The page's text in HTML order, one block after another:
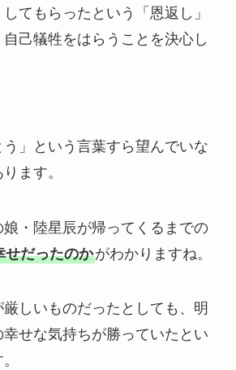
てもらったという「恩返し」
己犠牲をはらうことを決心し
」という言葉すら望んでいな
ます。
・陸星辰が帰ってくるまでの
せだったのかがわかりますね。
しいものだったとしても、明
せな気持ちが勝っていたとい